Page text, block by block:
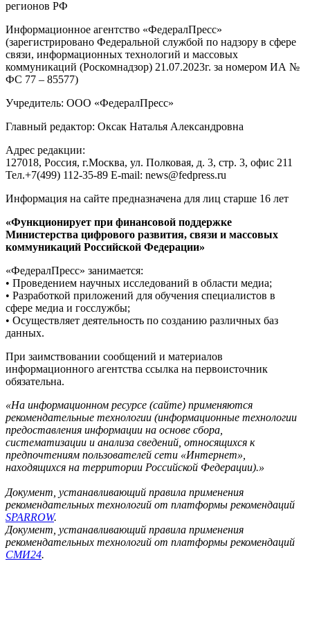
регионов РФ
Информационное агентство «ФедералПресс»
(зарегистрировано Федеральной службой по надзору в сфере
связи, информационных технологий и массовых
коммуникаций (Роскомнадзор) 21.07.2023г. за номером ИА №
ФС 77 – 85577)
Учредитель: ООО «ФедералПресс»
Главный редактор: Оксак Наталья Александровна
Адрес редакции:
127018, Россия, г.Москва, ул. Полковая, д. 3, стр. 3, офис 211
Тел.+7(499) 112-35-89 E-mail: news@fedpress.ru
Информация на сайте предназначена для лиц старше 16 лет
«Функционирует при финансовой поддержке
Министерства цифрового развития, связи и массовых
коммуникаций Российской Федерации»
«ФедералПресс» занимается:
• Проведением научных исследований в области медиа;
• Разработкой приложений для обучения специалистов в
сфере медиа и госслужбы;
• Осуществляет деятельность по созданию различных баз
данных.
При заимствовании сообщений и материалов
информационного агентства ссылка на первоисточник
обязательна.
«На информационном ресурсе (сайте) применяются
рекомендательные технологии (информационные технологии
предоставления информации на основе сбора,
систематизации и анализа сведений, относящихся к
предпочтениям пользователей сети «Интернет»,
находящихся на территории Российской Федерации).»
Документ, устанавливающий правила применения
рекомендательных технологий от платформы рекомендаций
SPARROW.
Документ, устанавливающий правила применения
рекомендательных технологий от платформы рекомендаций
СМИ24.